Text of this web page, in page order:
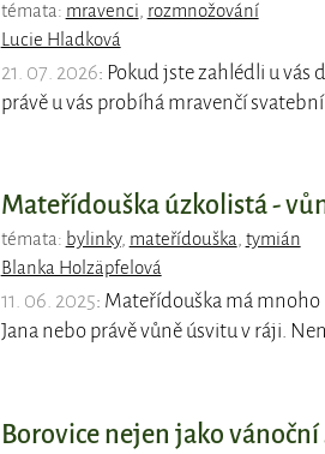
témata: mravenci rozmnožování
Lucie Hladková
21. 07. 2026: Pokud jste zahlédli u vás
právě u vás probíhá mravenčí
Mateřídouška úzkolistá -
témata: bylinky, mateřídouška tymián
Blanka Holzäpfelová
11. 06. 2025: Mateřídouška má mnoho
Jana nebo právě vůně úsvitu v ráji.
Borovice nejen jako